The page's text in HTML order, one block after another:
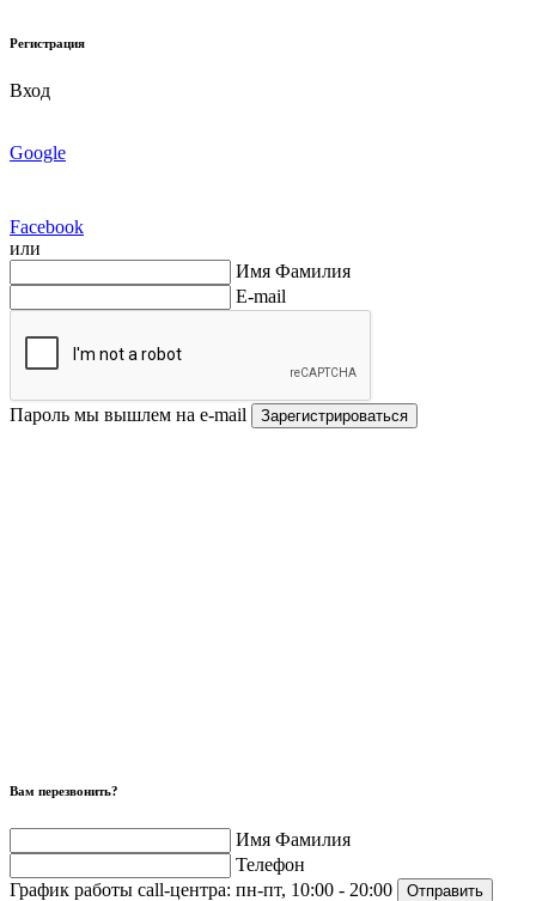
Регистрация
Вход
Google
Facebook
или
Имя Фамилия
E-mail
Пароль мы вышлем на e-mail Зарегистрироваться
Вам перезвонить?
Имя Фамилия
Телефон
График работы call-центра: пн-пт, 10:00 - 20:00 Отправить